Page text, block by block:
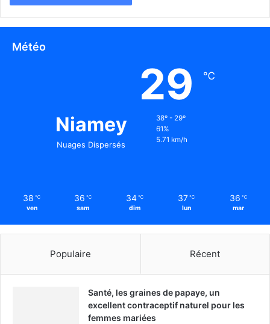
Météo
Niamey
Nuages Dispersés
29 ℃
38º - 29º
61%
5.71 km/h
38 ℃
ven
36 ℃
sam
34 ℃
dim
37 ℃
lun
36 ℃
mar
Populaire Récent
Santé, les graines de papaye, un
excellent contraceptif naturel pour les
femmes mariées